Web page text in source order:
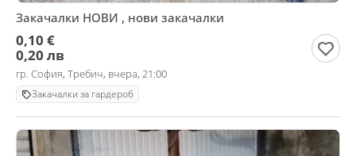
Закачалки НОВИ , нови закачалки
0,10 €
0,20 лв
гр. София, Требич, вчера, 21:00
Закачалки за гардероб